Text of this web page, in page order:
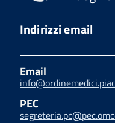
Indirizzi email
Email
PEC